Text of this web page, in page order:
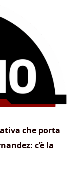
che porta
c’è la